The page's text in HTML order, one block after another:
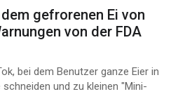
gefrorenen Ei von
von der FDA
bei dem Benutzer ganze Eier in
und zu kleinen "Mini-